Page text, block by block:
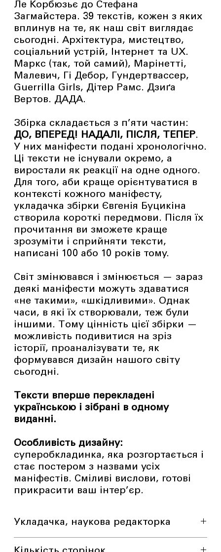
Ле Корбюзьє до Стефана
Загмайстера. 39 текстів, кожен з яких
вплинув на те, як наш світ виглядає
сьогодні. Архітектура, мистецтво,
соціальний устрій, Інтернет та UX.
Маркс (так, той самий), Марінетті,
Малевич, Гі Дебор, Гундертвассер,
Guerrilla Girls, Дітер Рамс. Дзиґа
Вертов. ДАДА.
Збірка складається з п’яти частин:
ДО, ВПЕРЕД! НАДАЛІ, ПІСЛЯ, ТЕПЕР.
У них маніфести подані хронологічно.
Ці тексти не існували окремо, а
виростали як реакції на одне одного.
Для того, аби краще орієнтуватися в
контексті кожного маніфесту,
укладачка збірки Євгенія Буцикіна
створила короткі передмови. Після їх
прочитання ви зможете краще
зрозуміти і сприйняти тексти,
написані 100 або 10 років тому.
Світ змінювався і змінюється — зараз
деякі маніфести можуть здаватися
«не такими», «шкідливими». Однак
часи, в які їх створювали, теж були
іншими. Тому цінність цієї збірки —
можливість подивитися на зріз
історії, проаналізувати те, як
формувався дизайн нашого світу
сьогодні.
Тексти вперше перекладені
українською і зібрані в одному
виданні.
Особливість дизайну:
суперобкладинка, яка розгортається і
стає постером з назвами усіх
маніфестів. Сміливі вислови, готові
прикрасити ваш інтер’єр.
Укладачка, наукова редакторка
Євгенія Буцикіна